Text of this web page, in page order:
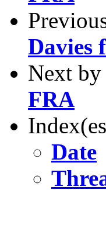
Davies
Next by
FRA
Date